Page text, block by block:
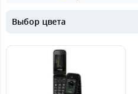
Выбор цвета